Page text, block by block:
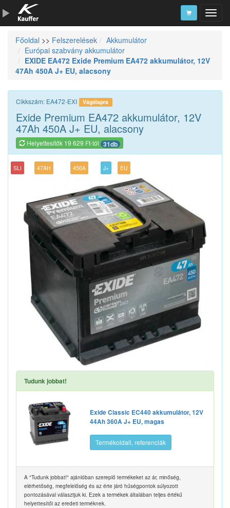
Szerszámkatalógus
Kosár
Főoldal >> Felszerelések
Akkumulátor
Európai szabvány akkumulátor
EXIDE EA472 Exide Premium EA472 akkumulátor, 12V
47Ah 450A J+ EU, alacsony
Cikkszám: EA472-EXI Vágólapra
Exide Premium EA472 akkumulátor, 12V
47Ah 450A J+ EU, alacsony
Helyettesítők 19 629 Ft-tól 31db
SLI 47AH 450A J+ EU
Tudunk jobbat!
Exide Classic EC440 akkumulátor, 12V
44Ah 360A J+ EU, magas
Termékoldall, referenciák
A "Tudunk jobbat!" ajánlóban szereplő termékeket az ár, minőség,
elérhetőség, megfelelőség és az érte járó hűségpontok súlyozott
pontozásával választjuk ki. Ezek a termékek általában teljes értékű
helyettesítői az eredeti terméknek.